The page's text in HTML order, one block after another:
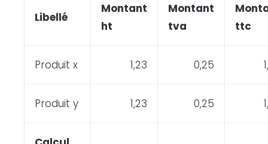
Libellé
Montant
ht
Montant
tva
ttc
Produit x 1,23 0,25
Produit y 1,23 0,25